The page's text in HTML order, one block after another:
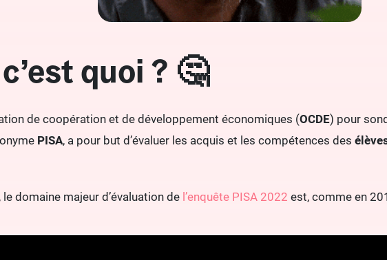
quoi ? 🤔
de coopération et de développement économiques (OCDE) pour
PISA, a pour but d’évaluer les acquis et les compétences des
domaine majeur d’évaluation de l’enquête PISA 2022 est, comme en